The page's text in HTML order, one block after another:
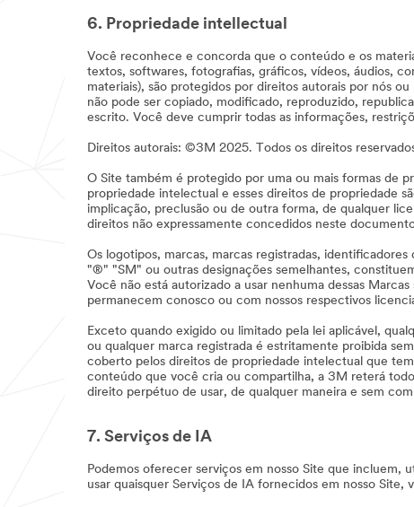
6. Propriedade intellectual
Você reconhece e concorda que o conteúdo e os
textos, softwares, fotografias, gráficos, vídeos, áudios,
materiais), são protegidos por direitos autorais por nós
não pode ser copiado, modificado, reproduzido,
escrito. Você deve cumprir todas as informações,
Direitos autorais: ©3M 2025. Todos os direitos
O Site também é protegido por uma ou mais formas de
propriedade intelectual e esses direitos de propriedade
implicação, preclusão ou de outra forma, de qualquer
direitos não expressamente concedidos neste
Os logotipos, marcas, marcas registradas,
"®" "SM" ou outras designações semelhantes,
Você não está autorizado a usar nenhuma dessas
permanecem conosco ou com nossos respectivos
Exceto quando exigido ou limitado pela lei aplicável,
ou qualquer marca registrada é estritamente proibida
coberto pelos direitos de propriedade intelectual que
conteúdo que você cria ou compartilha, a 3M reterá
direito perpétuo de usar, de qualquer maneira e sem
7. Serviços de IA
Podemos oferecer serviços em nosso Site que incluem,
usar quaisquer Serviços de IA fornecidos em nosso